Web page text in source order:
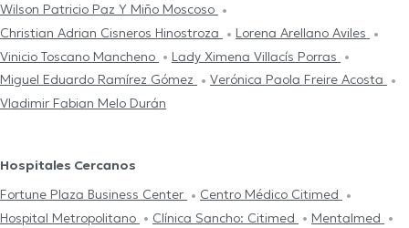
Wilson Patricio Paz Y Miño Moscoso
Christian Adrian Cisneros Hinostroza
Lorena Arellano Aviles
Vinicio Toscano Mancheno
Lady Ximena Villacís Porras
Miguel Eduardo Ramírez Gómez
Verónica Paola Freire Acosta
Vladimir Fabian Melo Durán
Hospitales Cercanos
Fortune Plaza Business Center
Centro Médico Citimed
Hospital Metropolitano
Clínica Sancho: Citimed
Mentalmed